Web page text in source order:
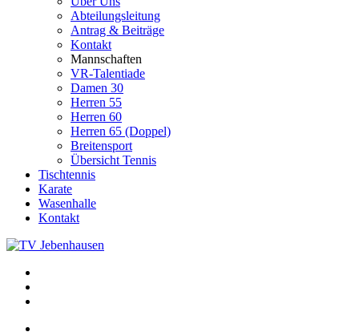
Abteilungsleitung
Antrag & Beiträge
Kontakt
Mannschaften
VR-Talentiade
Damen 30
Herren 55
Herren 60
Herren 65 (Doppel)
Breitensport
Übersicht Tennis
Tischtennis
Karate
Wasenhalle
Kontakt